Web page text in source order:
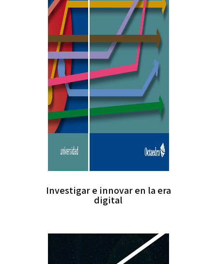
Investigar e innovar en la era
digital